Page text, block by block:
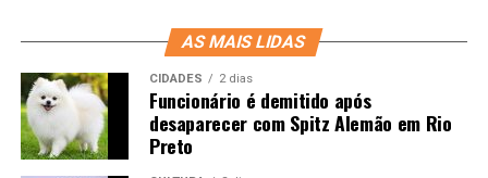
AS MAIS LIDAS
CIDADES 2 dias
Funcionário é demitido após
desaparecer com Spitz Alemão em Rio
Preto